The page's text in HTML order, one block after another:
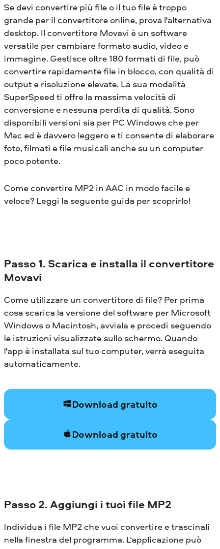
Se devi convertire più file o il tuo file è troppo
grande per il convertitore online, prova l'alternativa
desktop. Il convertitore Movavi è un software
versatile per cambiare formato audio, video e
immagine. Gestisce oltre 180 formati di file, può
convertire rapidamente file in blocco, con qualità di
output e risoluzione elevate. La sua modalità
SuperSpeed ​​ti offre la massima velocità di
conversione e nessuna perdita di qualità. Sono
disponibili versioni sia per PC Windows che per
Mac ed è davvero leggero e ti consente di elaborare
foto, filmati e file musicali anche su un computer
poco potente.
Come convertire MP2 in AAC in modo facile e
veloce? Leggi la seguente guida per scoprirlo!
Passo 1. Scarica e installa il convertitore
Movavi
Come utilizzare un convertitore di file? Per prima
cosa scarica la versione del software per Microsoft
Windows o Macintosh, avviala e procedi seguendo
le istruzioni visualizzate sullo schermo. Quando
l'app è installata sul tuo computer, verrà eseguita
automaticamente.
Download gratuito
Download gratuito
Passo 2. Aggiungi i tuoi file MP2
Individua i file MP2 che vuoi convertire e trascinali
nella finestra del programma. L'applicazione può